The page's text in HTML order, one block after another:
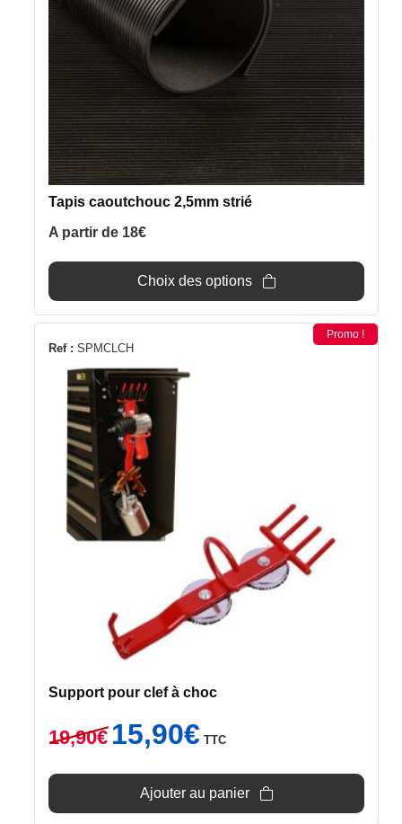
Tapis caoutchouc 2,5mm strié
A partir de 18€
Choix des options
peuvent
sur
la
page
du
produit
Ref : SPMCLCH
Promo !
Support pour clef à choc
19,90€
Le
prix
était :
15,90€prix
est :
TTC
Ajouter au panier